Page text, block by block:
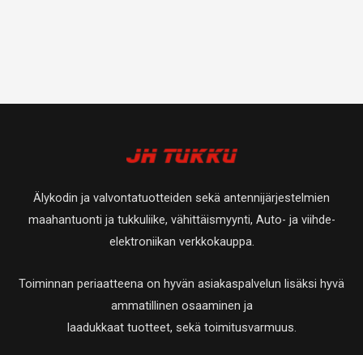
Älykodin ja valvontatuotteiden sekä antennijärjestelmien
maahantuonti ja tukkuliike, vähittäismyynti, Auto- ja viihde-
elektroniikan verkkokauppa.
Toiminnan periaatteena on hyvän asiakaspalvelun lisäksi hyvä
ammatillinen osaaminen ja
laadukkaat tuotteet, sekä toimitusvarmuus.